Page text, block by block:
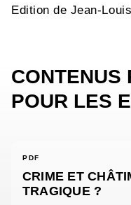
Edition de Jean-
CONTENUS
POUR LES
PDF
CRIME ET
TRAGIQUE ?